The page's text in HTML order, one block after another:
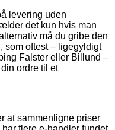
levering uden
det kun hvis man
må du gribe den
som oftest – ligegyldigt
Falster eller Billund –
ordre til et
at sammenligne priser